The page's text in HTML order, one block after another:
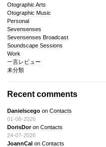
Otographic Arts
Otographic Music
Personal
Sevensenses
Sevensenses Broadcast
Soundscape Sessions
Work
一言レビュー
未分類
Recent comments
Danielscegoon Contacts
01-08-2026
DorisDoron Contacts
24-07-2026
JoannCalon Contacts